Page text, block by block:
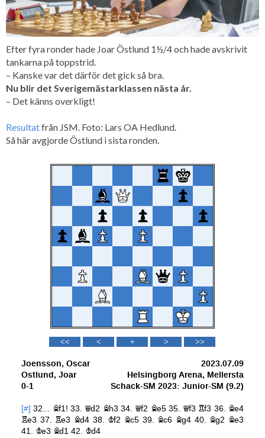
Efter fyra ronder hade Joar Östlund 1½/4 och hade avskrivit
tankarna på toppstrid.
– Kanske var det därför det gick så bra.
Nu blir det Sverigemästarklassen nästa år.
– Det känns overkligt!
Resultatfrån JSM. Foto: Lars OA Hedlund.
Så här avgjorde Östlund i sista ronden.